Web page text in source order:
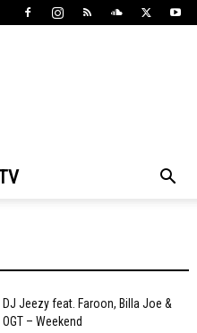
DJ Jeezy feat. Faroon, Billa Joe &
OGT – Weekend